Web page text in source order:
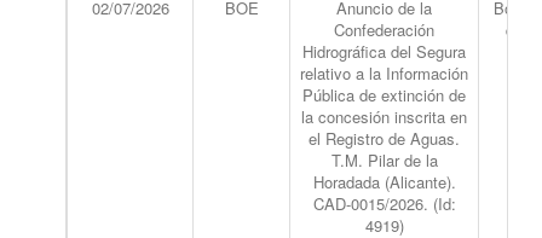
02/07/2026 BOE
Anuncio de la
Confederación
Hidrográfica del Segura
relativo a la Información
Pública de extinción de
la concesión inscrita en
el Registro de Aguas.
T.M. Pilar de la
Horadada (Alicante).
CAD-0015/2026. (Id:
4919)
del